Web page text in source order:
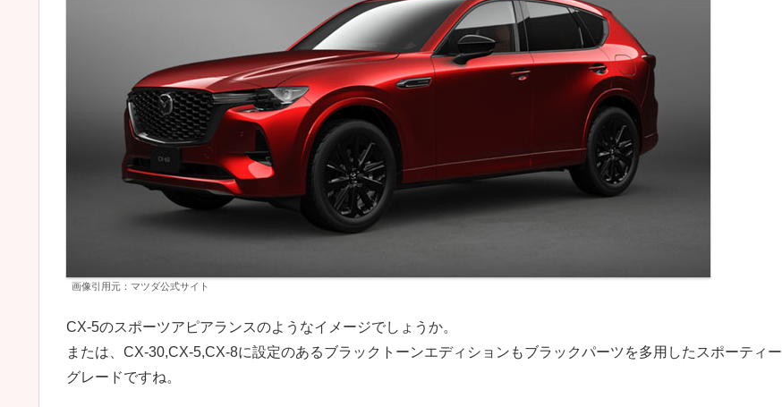
画像引用元：マツダ公式サイト
CX-5のスポーツアピアランスのようなイメージでしょうか。
または、CX-30,CX-5,CX-8に設定のあるブラックトーンエディションもブラックパーツを多用したスポーティー
グレードですね。